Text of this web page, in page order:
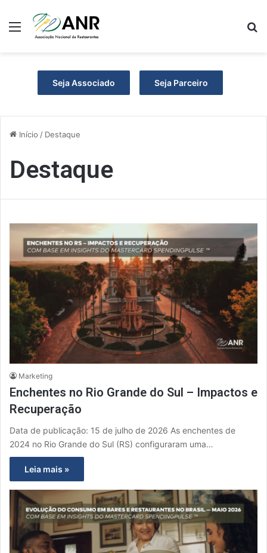
Menu
Seja Associado Seja Parceiro
Início / Destaque
Destaque
Marketing
Enchentes no Rio Grande do Sul – Impactos e
Recuperação
Data de publicação: 15 de julho de 2026 As enchentes de
2024 no Rio Grande do Sul (RS) configuraram uma…
Leia mais »